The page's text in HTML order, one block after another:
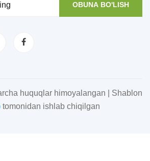
OBUNA BO'LISH
huquqlar himoyalangan | Shablon
tomonidan ishlab chiqilgan